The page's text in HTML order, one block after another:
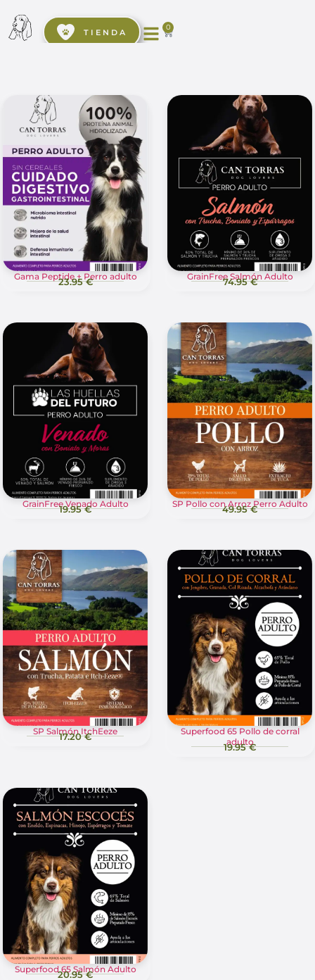
0
TIENDA
Gama Peptide + Perro adulto
23.95 € GrainFree Salmón Adulto
74.95 €
GrainFree Venado Adulto
19.95 € SP Pollo con Arroz Perro Adulto
49.95 €
SP Salmón ItchEeze
17.20 €
Superfood 65 Pollo de corral
adulto
19.95 €
Superfood 65 Salmón Adulto
20.95 €